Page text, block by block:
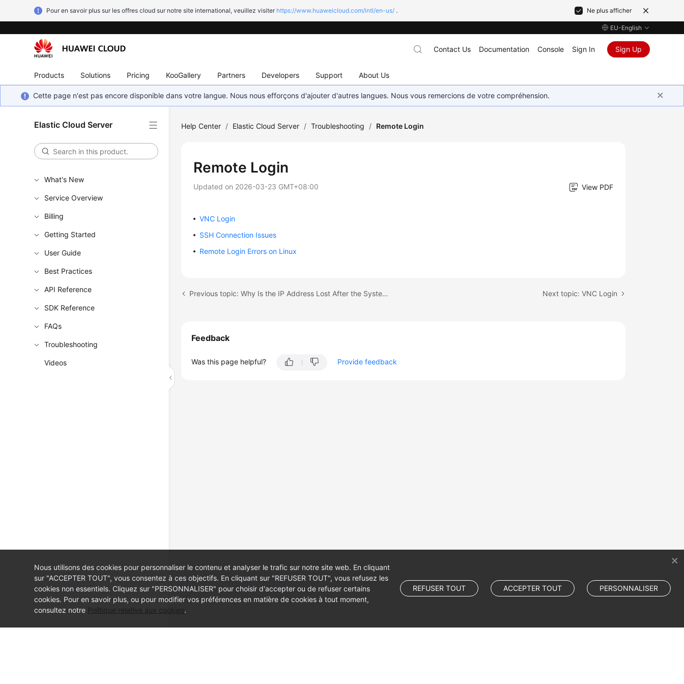
Pour en savoir plus sur les offres cloud sur notre site international, veuillez visiter https://www.huaweicloud.com/intl/en-us/ . Ne plus afficher
EU-English
Products Solutions Pricing KooGallery Partners Developers Support About Us
Contact Us Documentation Console Sign In Sign Up
Cette page n'est pas encore disponible dans votre langue. Nous nous efforçons d'ajouter d'autres langues. Nous vous remercions de votre compréhension.
Elastic Cloud Server
What's New
Service Overview
Billing
Getting Started
User Guide
Best Practices
API Reference
SDK Reference
FAQs
Troubleshooting
Videos
Help Center / Elastic Cloud Server / Troubleshooting / Remote Login
Remote Login
Updated on 2026-03-23 GMT+08:00 View PDF
VNC Login
SSH Connection Issues
Remote Login Errors on Linux
Previous topic: Why Is the IP Address Lost After the System Time of an ECS Is Modified? Next topic: VNC Login
Feedback
Was this page helpful? Provide feedback
Nous utilisons des cookies pour personnaliser le contenu et analyser le trafic sur notre site web. En cliquant
sur "ACCEPTER TOUT", vous consentez à ces objectifs. En cliquant sur "REFUSER TOUT", vous refusez les
cookies non essentiels. Cliquez sur "PERSONNALISER" pour choisir d'accepter ou de refuser certains
cookies. Pour en savoir plus, ou pour modifier vos préférences en matière de cookies à tout moment,
consultez notre Politique relative aux cookies .
REFUSER TOUT ACCEPTER TOUT PERSONNALISER